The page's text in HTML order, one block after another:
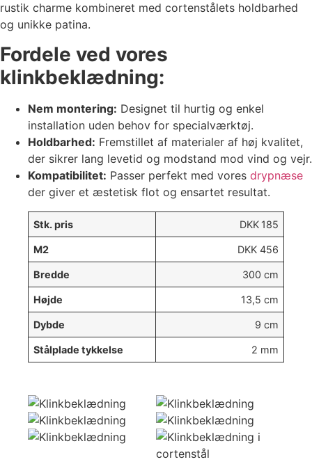
rustik charme kombineret med cortenstålets holdbarhed
og unikke patina.
Fordele ved vores
klinkbeklædning:
Nem montering: Designet til hurtig og enkel
installation uden behov for specialværktøj.
Holdbarhed: Fremstillet af materialer af høj kvalitet,
der sikrer lang levetid og modstand mod vind og vejr.
Kompatibilitet: Passer perfekt med vores drypnæse
der giver et æstetisk flot og ensartet resultat.
Stk. pris DKK 185
M2 DKK 456
Bredde 300 cm
Højde 13,5 cm
Dybde 9 cm
Stålplade tykkelse 2 mm